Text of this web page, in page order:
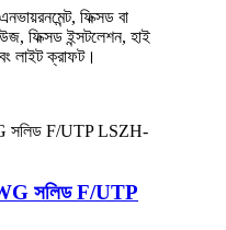
ফিক্সড বা
ফিক্সড ইন্সটলেশন, হাই
লাইট ক্রাফট।
সলিড F/UTP